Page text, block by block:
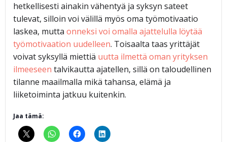
hetkellisesti ainakin vähentyä ja syksyn sateet
tulevat, silloin voi välillä myös oma työmotivaatio
laskea, mutta onneksi voi omalla ajattelulla löytää
työmotivaation uudelleen. Toisaalta taas yrittäjät
voivat syksyllä miettiä uutta ilmettä oman yrityksen
ilmeeseen talvikautta ajatellen, sillä on taloudellinen
tilanne maailmalla mikä tahansa, elämä ja
liiketoiminta jatkuu kuitenkin.
Jaa tämä: